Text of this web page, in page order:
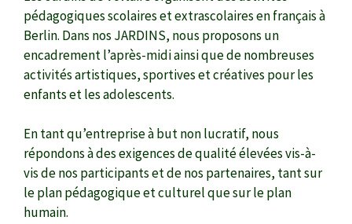
pédagogiques scolaires et extrascolaires en français à
Berlin. Dans nos JARDINS, nous proposons un
encadrement l’après-midi ainsi que de nombreuses
activités artistiques, sportives et créatives pour les
enfants et les adolescents.
En tant qu’entreprise à but non lucratif, nous
répondons à des exigences de qualité élevées vis-à-
vis de nos participants et de nos partenaires, tant sur
le plan pédagogique et culturel que sur le plan
humain.